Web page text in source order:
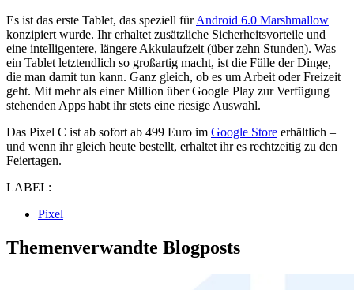
Es ist das erste Tablet, das speziell fürAndroid 6.0 Marshmallow
konzipiert wurde. Ihr erhaltet zusätzliche Sicherheitsvorteile und
eine intelligentere, längere Akkulaufzeit (über zehn Stunden). Was
ein Tablet letztendlich so großartig macht, ist die Fülle der Dinge,
die man damit tun kann. Ganz gleich, ob es um Arbeit oder Freizeit
geht. Mit mehr als einer Million über Google Play zur Verfügung
stehenden Apps habt ihr stets eine riesige Auswahl.
Das Pixel C ist ab sofort ab 499 Euro im Google Store erhältlich –
und wenn ihr gleich heute bestellt, erhaltet ihr es rechtzeitig zu den
Feiertagen.
LABEL:
Pixel
Themenverwandte Blogposts